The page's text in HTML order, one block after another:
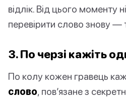
відлік. Від цього моменту
перевірити слово знову —
3. По черзі кажіть
По колу кожен гравець
слово, пов’язане з